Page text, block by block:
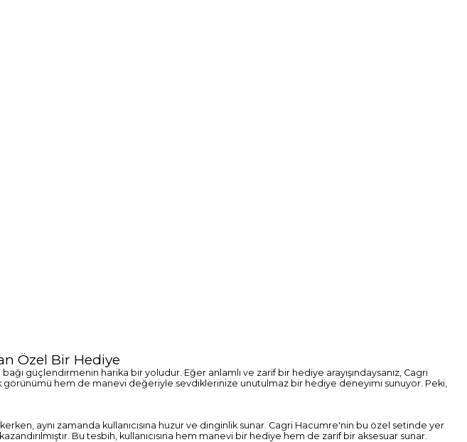
Özel Bir Hediye
güçlendirmenin harika bir yoludur. Eğer anlamlı ve zarif bir hediye arayışındaysanız, Cagri
görünümü hem de manevi değeriyle sevdiklerinize unutulmaz bir hediye deneyimi sunuyor. Peki,
aynı zamanda kullanıcısına huzur ve dinginlik sunar. Cagri Hacumre'nin bu özel setinde yer
Bu tesbih, kullanıcısına hem manevi bir hediye hem de zarif bir aksesuar sunar.